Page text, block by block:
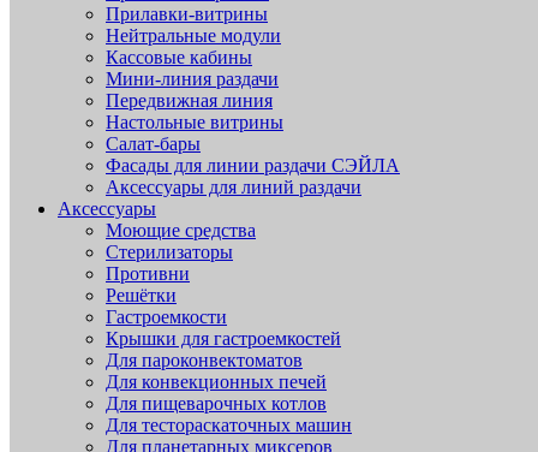
Прилавки-витрины
Нейтральные модули
Кассовые кабины
Мини-линия раздачи
Передвижная линия
Настольные витрины
Салат-бары
Фасады для линии раздачи СЭЙЛА
Аксессуары для линий раздачи
Аксессуары
Моющие средства
Стерилизаторы
Противни
Решётки
Гастроемкости
Крышки для гастроемкостей
Для пароконвектоматов
Для конвекционных печей
Для пищеварочных котлов
Для тестораскаточных машин
Для планетарных миксеров